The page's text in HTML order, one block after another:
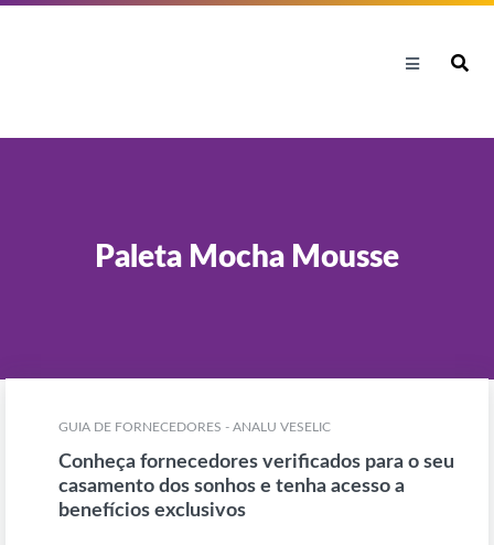
Paleta Mocha Mousse
GUIA DE FORNECEDORES - ANALU VESELIC
Conheça fornecedores verificados para o seu
casamento dos sonhos e tenha acesso a
benefícios exclusivos